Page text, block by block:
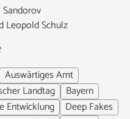
Leopold Schulz
Auswärtiges Amt
Landtag
Bayern
Entwicklung
Deep Fakes